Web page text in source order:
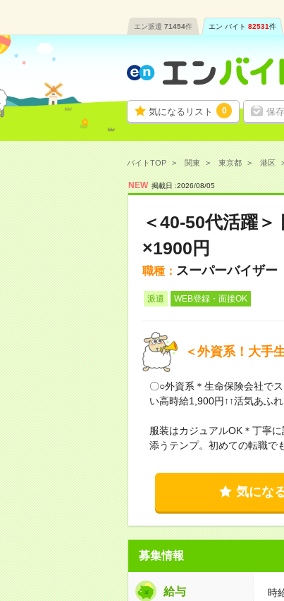
エン派遣 71454件 エン バイト 82531件
気になるリスト 0 保
バイトTOP 関東 東京都 港区
NEW 掲載日 :2026/08/05
＜40-50代活躍
×1900円
職種： スーパーバイザー
派遣 WEB登録・面接OK
＜外資系！大手
〇○外資系＊生命保険会社で
い高時給1,900円↑↑活気あふ
服装はカジュアルOK＊丁寧
添うテンプ。初めての転職で
気にな
募集情報
給与 時